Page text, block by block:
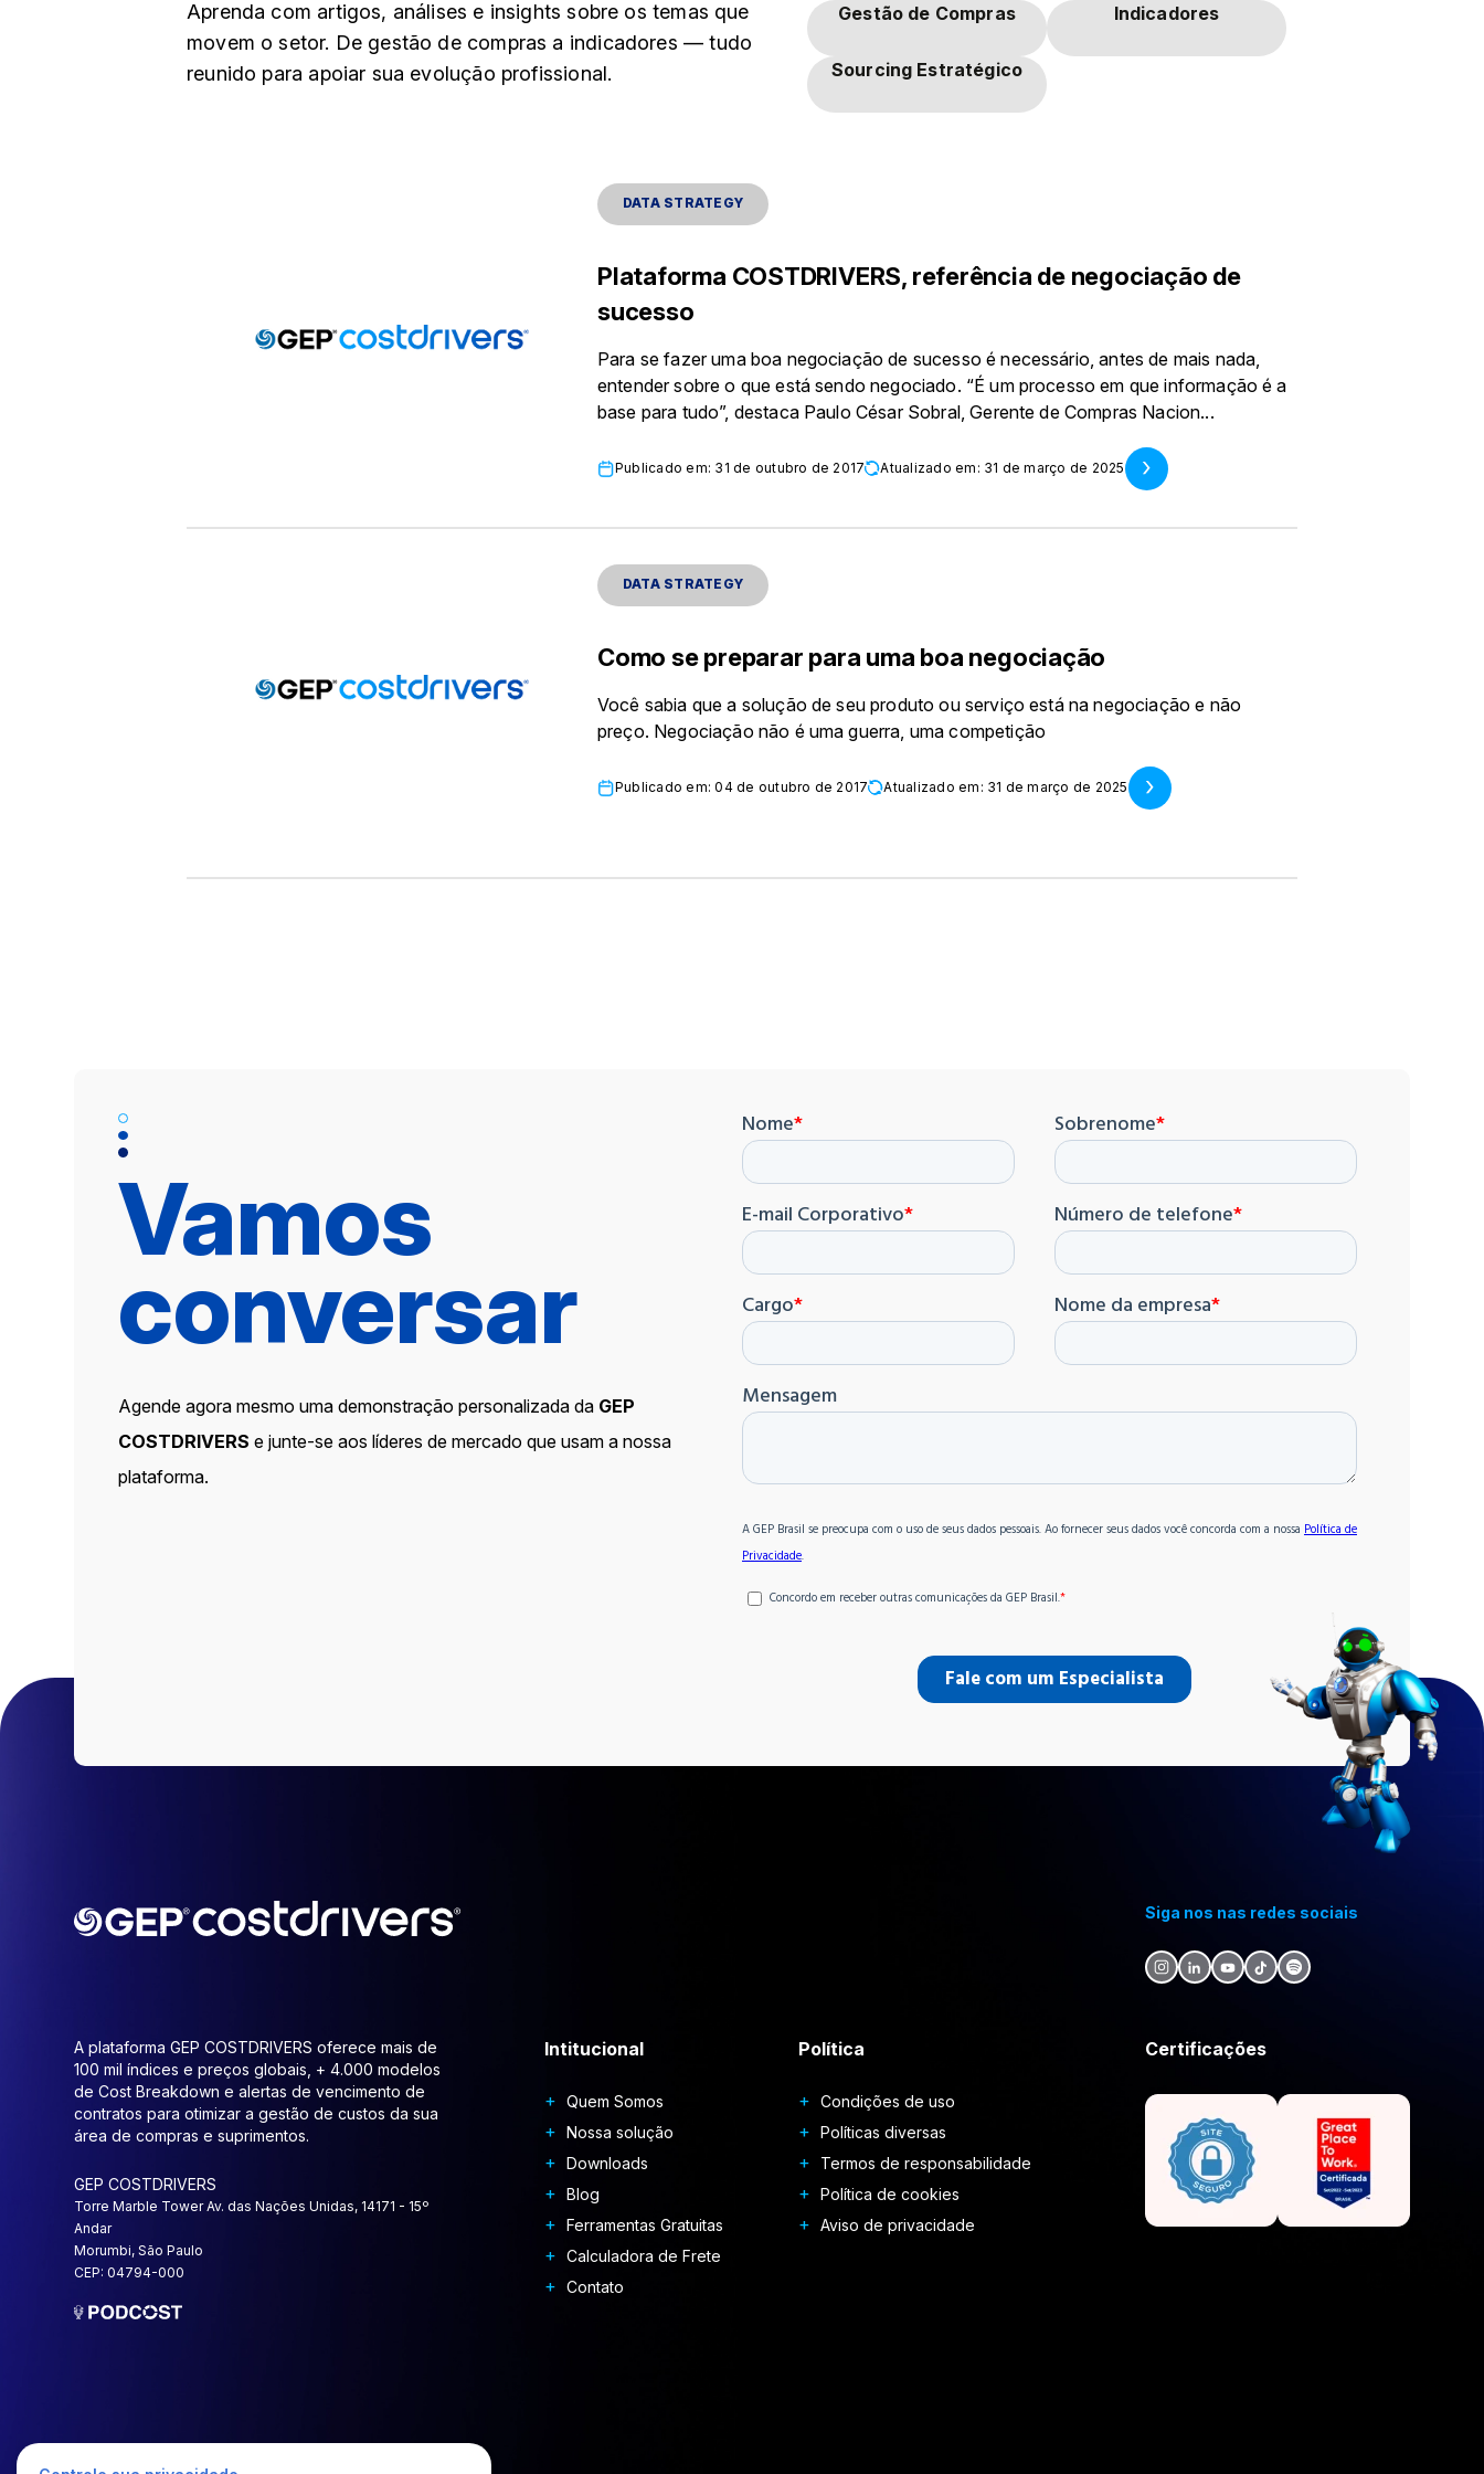
Aprenda com artigos, análises e insights sobre os temas que
movem o setor. De gestão de compras a indicadores — tudo
reunido para apoiar sua evolução profissional.
Gestão de Compras Indicadores
Sourcing Estratégico
DATA STRATEGY
Plataforma COSTDRIVERS, referência de negociação de
sucesso
Para se fazer uma boa negociação de sucesso é necessário, antes de mais nada,
entender sobre o que está sendo negociado. “É um processo em que informação é a
base para tudo”, destaca Paulo César Sobral, Gerente de Compras Nacion...
Publicado em: 31 de outubro de 2017 Atualizado em: 31 de março de 2025
DATA STRATEGY
Como se preparar para uma boa negociação
Você sabia que a solução de seu produto ou serviço está na negociação e não
preço. Negociação não é uma guerra, uma competição
Publicado em: 04 de outubro de 2017 Atualizado em: 31 de março de 2025
Vamos
conversar
Agende agora mesmo uma demonstração personalizada da GEP
COSTDRIVERS e junte-se aos líderes de mercado que usam a nossa
plataforma.
A plataforma GEP COSTDRIVERS oferece mais de
100 mil índices e preços globais, + 4.000 modelos
de Cost Breakdown e alertas de vencimento de
contratos para otimizar a gestão de custos da sua
área de compras e suprimentos.
GEP COSTDRIVERS
Torre Marble Tower Av. das Nações Unidas, 14171 - 15º
Andar
Morumbi, São Paulo
CEP: 04794-000
Intitucional
Quem Somos
Nossa solução
Downloads
Blog
Ferramentas Gratuitas
Calculadora de Frete
Contato
Política
Condições de uso
Políticas diversas
Termos de responsabilidade
Política de cookies
Aviso de privacidade
Siga nos nas redes sociais
Certificações